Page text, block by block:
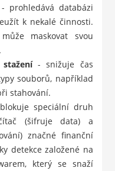
- prohledává databázi
k nekalé činnosti.
maskovat svou
- snižuje čas
souborů, například
stahování.
speciální druh
(šifruje data) a
značné finanční
detekce založené na
který se snaží